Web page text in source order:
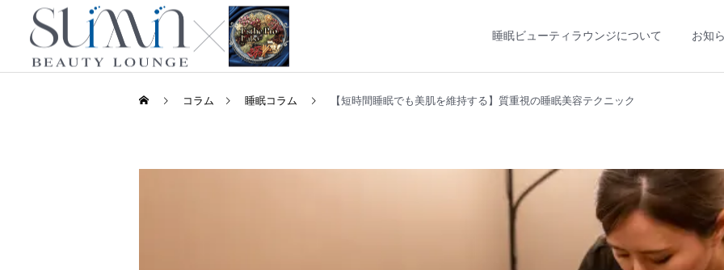
睡眠ビューティラウンジについて お知
コラム 睡眠コラム 【短時間睡眠でも美肌を維持する】質重視の睡眠美容テクニック